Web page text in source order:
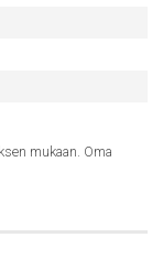
mukaan. Oma